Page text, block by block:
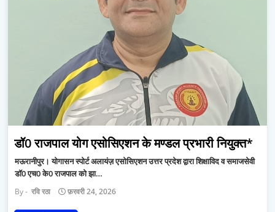
डॉ0 राजपाल योग एसोसिएशन के मण्डल प्रभारी नियुक्त*
मऊरानीपुर। योगासन स्पोर्ट अलायंज़ एसोसिएशन उत्तर प्रदेश द्वारा शिक्षाविद व समाजसेवी
डॉ0 एच0 के0 राजपाल को झा…
रवि रठा फ़रवरी 24, 2026